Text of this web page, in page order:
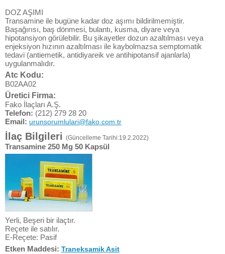
DOZ AŞIMI
Transamine ile bugüne kadar doz aşımı bildirilmemiştir.
Başağırısı, baş dönmesi, bulantı, kusma, diyare veya
hipotansiyon görülebilir. Bu şikayetler dozun azaltılması veya
enjeksiyon hızının azaltılması ile kaybolmazsa semptomatik
tedavi (antiemetik, antidiyareik ve antihipotansif ajanlarla)
uygulanmalıdır.
Atc Kodu:
B02AA02
Üretici Firma:
Fako İlaçları A.Ş.
Telefon: (212) 279 28 20
Email: urunsorumlulari@fako.com.tr
İlaç Bilgileri (Güncelleme Tarihi:19.2.2022)
Transamine 250 Mg 50 Kapsül
Yerli, Beşeri bir ilaçtır.
Reçete ile satılır.
E-Reçete: Pasif
Etken Maddesi: Traneksamik Asit